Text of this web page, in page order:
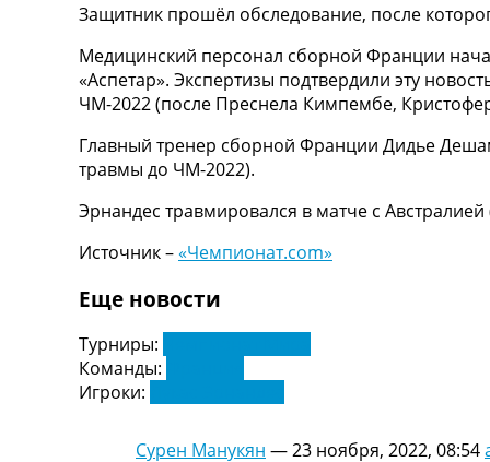
RU
UA
Categories
Главная
Новости футбола
Трансферы
Новости футбола Украины
Последние комментарии
Конкурс прогнозов
Логин
Рейтинги
Коллективный прогноз
Турниры
Украина. Премьер-Лига
Защитник прошёл обследование, после
Медицинский персонал сборной Франции
«Аспетар». Экспертизы подтвердили эту
ЧМ-2022 (после Преснела Кимпембе,
Главный тренер сборной Франции Дидье
травмы до ЧМ-2022).
Эрнандес травмировался в матче с
Источник –«Чемпионат.com»
Еще новости
Турниры:
Команды:
Игроки:
Сурен Манукян —23 ноября, 2022, 08:54